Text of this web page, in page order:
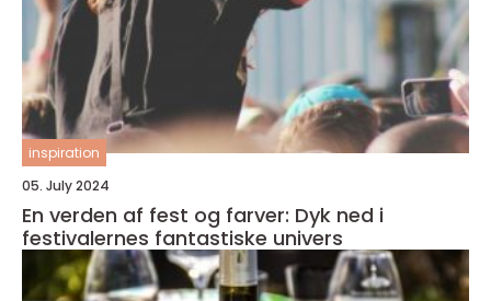
inspiration
05. July 2024
En verden af fest og farver: Dyk ned i
festivalernes fantastiske univers